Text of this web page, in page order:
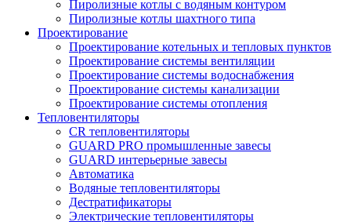
Пиролизные котлы с водяным контуром
Пиролизные котлы шахтного типа
Проектирование
Проектирование котельных и тепловых пунктов
Проектирование системы вентиляции
Проектирование системы водоснабжения
Проектирование системы канализации
Проектирование системы отопления
Тепловентиляторы
CR тепловентиляторы
GUARD PRO промышленные завесы
GUARD интерьерные завесы
Автоматика
Водяные тепловентиляторы
Дестратификаторы
Электрические тепловентиляторы